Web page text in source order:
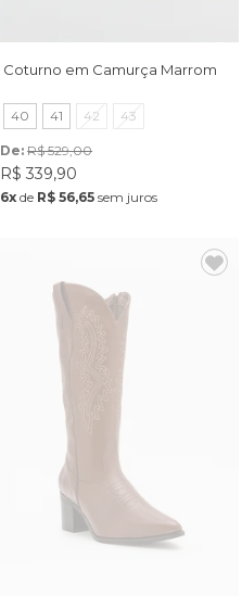
Coturno em Camurça Marrom
40 41 42 43
De: R$ 529,00
R$ 339,90
6x de R$ 56,65 sem juros